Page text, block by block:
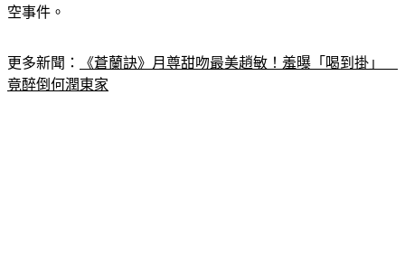
竟醉倒何潤東家